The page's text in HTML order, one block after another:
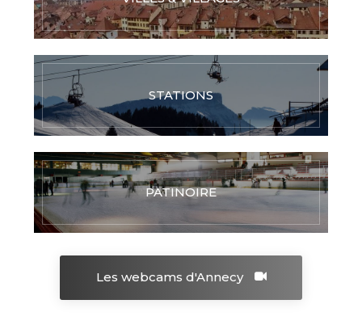
STATIONS
PATINOIRE
Les webcams d'Annecy